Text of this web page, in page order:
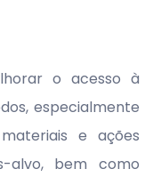
o acesso à
especialmente
e ações
alvo, bem como